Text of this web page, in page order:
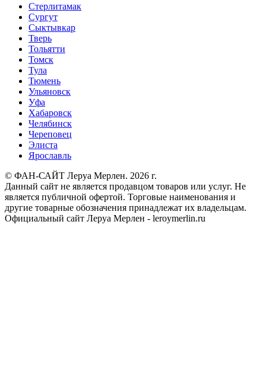
Стерлитамак
Сургут
Сыктывкар
Тверь
Тольятти
Томск
Тула
Тюмень
Ульяновск
Уфа
Хабаровск
Челябинск
Череповец
Элиста
Ярославль
© ФАН-САЙТ Леруа Мерлен. 2026 г.
Данный сайт не является продавцом товаров или услуг. Не
является публичной офертой. Торговые наименования и
другие товарные обозначения принадлежат их владельцам.
Официальный сайт Леруа Мерлен - leroymerlin.ru